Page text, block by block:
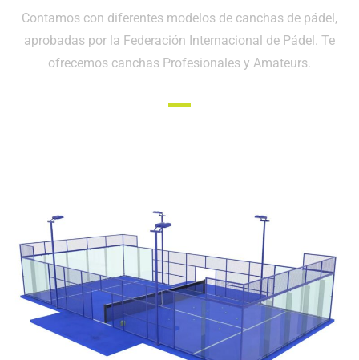
Contamos con diferentes modelos de canchas de pádel,
aprobadas por la Federación Internacional de Pádel. Te
ofrecemos canchas Profesionales y Amateurs.